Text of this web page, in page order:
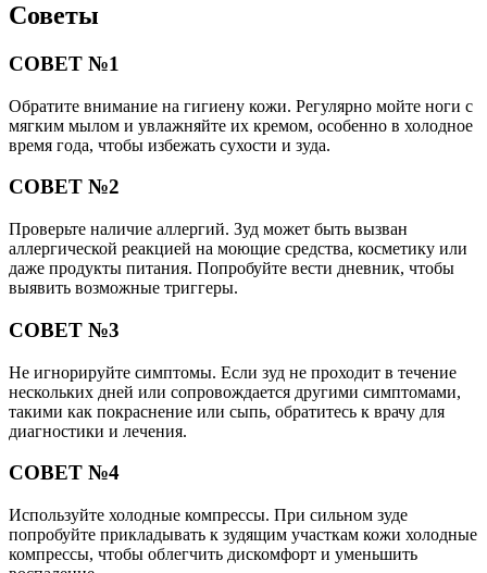
Советы
СОВЕТ №1
Обратите внимание на гигиену кожи. Регулярно мойте ноги с
мягким мылом и увлажняйте их кремом, особенно в холодное
время года, чтобы избежать сухости и зуда.
СОВЕТ №2
Проверьте наличие аллергий. Зуд может быть вызван
аллергической реакцией на моющие средства, косметику или
даже продукты питания. Попробуйте вести дневник, чтобы
выявить возможные триггеры.
СОВЕТ №3
Не игнорируйте симптомы. Если зуд не проходит в течение
нескольких дней или сопровождается другими симптомами,
такими как покраснение или сыпь, обратитесь к врачу для
диагностики и лечения.
СОВЕТ №4
Используйте холодные компрессы. При сильном зуде
попробуйте прикладывать к зудящим участкам кожи холодные
компрессы, чтобы облегчить дискомфорт и уменьшить